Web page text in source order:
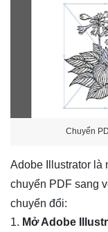
Chuyển
Adobe Illustrator là
chuyển PDF sang
chuyển đổi:
Mở Adobe